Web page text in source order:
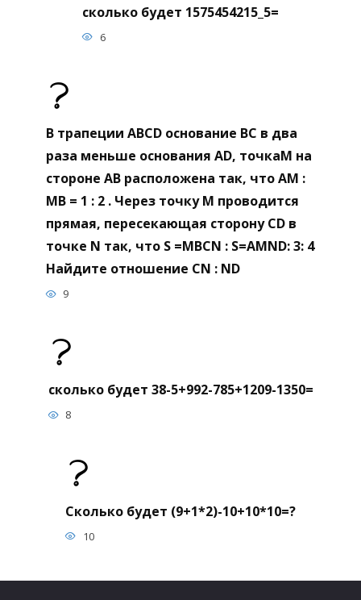
сколько будет 1575454215_5=
6
В трапеции ABCD основание BC в два
раза меньше основания AD, точкаM на
стороне AB расположена так, что AM :
МВ = 1 : 2 . Через точку M проводится
прямая, пересекающая сторону CD в
точке N так, что S =MBCN : S=AMND: 3: 4
Найдите отношение CN : ND
9
сколько будет 38-5+992-785+1209-1350=
8
Сколько будет (9+1*2)-10+10*10=?
10